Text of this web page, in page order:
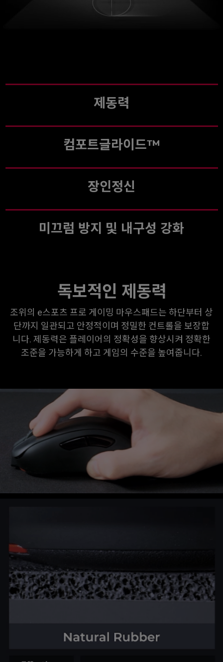
제동력
컴포트글라이드™
장인정신
미끄럼 방지 및 내구성 강화
독보적인 제동력
조위의 e스포츠 프로 게이밍 마우스패드는 하단부터 상
단까지 일관되고 안정적이며 정밀한 컨트롤을 보장합
니다. 제동력은 플레이어의 정확성을 향상시켜 정확한
조준을 가능하게 하고 게임의 수준을 높여줍니다.